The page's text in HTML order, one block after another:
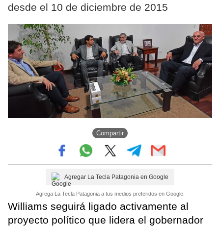
desde el 10 de diciembre de 2015
Compartir
Agregar La Tecla Patagonia en Google
Agrega La Tecla Patagonia a tus medios preferidos en Google.
Williams seguirá ligado activamente al
proyecto político que lidera el gobernador